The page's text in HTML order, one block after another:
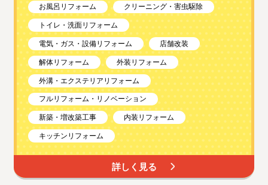
お風呂リフォーム クリーニング・害虫駆除
トイレ・洗面リフォーム
電気・ガス・設備リフォーム 店舗改装
解体リフォーム 外装リフォーム
外溝・エクステリアリフォーム
フルリフォーム・リノベーション
新築・増改築工事 内装リフォーム
キッチンリフォーム
詳しく見る